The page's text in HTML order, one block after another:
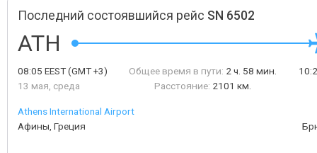
Последний состоявшийся рейс SN 6502
ATH
08:05 EEST(GMT +3)
13 мая, среда
Общее время в пути: 2 ч. 58 мин.
Расстояние: 2101 км.
Athens International Airport
Афины, Греция